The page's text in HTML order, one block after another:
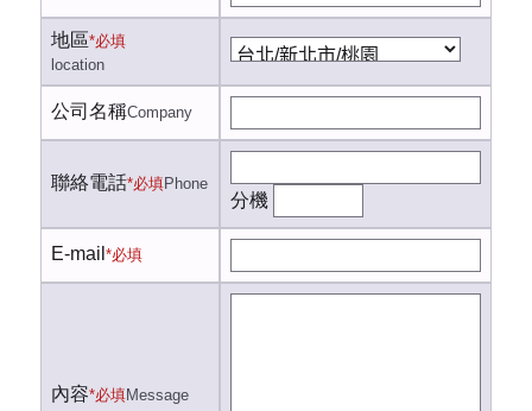
地區*必填
location
公司名稱Company
聯絡電話*必填Phone
分機
E-mail *必填
內容*必填Message